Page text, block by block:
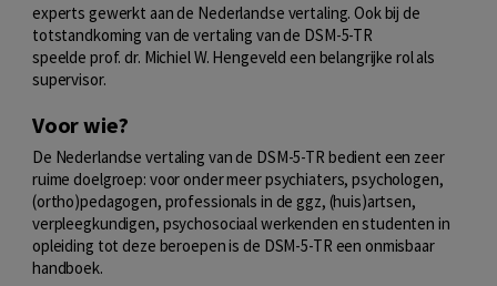
experts gewerkt aan de Nederlandse vertaling. Ook bij de
totstandkoming van de vertaling van de DSM-5-TR
speelde prof. dr. Michiel W. Hengeveld een belangrijke rol als
supervisor.
Voor wie?
De Nederlandse vertaling van de DSM-5-TR bedient een zeer
ruime doelgroep: voor onder meer psychiaters, psychologen,
(ortho)pedagogen, professionals in de ggz, (huis)artsen,
verpleegkundigen, psychosociaal werkenden en studenten in
opleiding tot deze beroepen is de DSM-5-TR een onmisbaar
handboek.